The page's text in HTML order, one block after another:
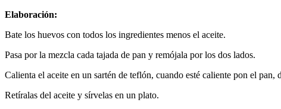
Elaboración:
Bate los huevos con todos los ingredientes menos el aceite.
Pasa por la mezcla cada tajada de pan y remójala por los dos lados.
Calienta el aceite en un sartén de teflón, cuando esté caliente pon el pan,
Retíralas del aceite y sírvelas en un plato.